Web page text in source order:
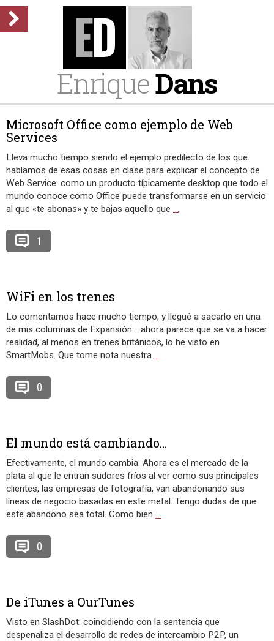
EnriqueDans
Microsoft Office como ejemplo de Web
Services
Lleva mucho tiempo siendo el ejemplo predilecto de los que
hablamos de esas cosas en clase para explicar el concepto de
Web Service: como un producto típicamente desktop que todo el
mundo conoce como Office puede transformarse en un servicio
al que «te abonas» y te bajas aquello que …
1
WiFi en los trenes
Lo comentamos hace mucho tiempo, y llegué a sacarlo en una
de mis columnas de Expansión… ahora parece que se va a hacer
realidad, al menos en trenes británicos, lo he visto en
SmartMobs. Que tome nota nuestra …
0
El mundo está cambiando…
Efectivamente, el mundo cambia. Ahora es el mercado de la
plata al que le entran sudores fríos al ver como sus principales
clientes, las empresas de fotografía, van abandonando sus
líneas de negocio basadas en este metal. Tengo dudas de que
este abandono sea total. Como bien …
0
De iTunes a OurTunes
Visto en SlashDot: coincidiendo con la sentencia que
despenaliza el desarrollo de redes de intercambio P2P, un